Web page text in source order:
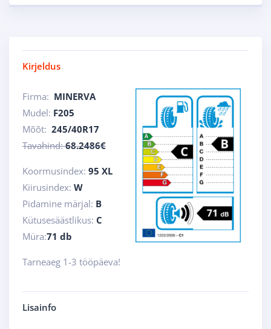
Kirjeldus
Firma: MINERVA
Mudel: F205
Mõõt: 245/40R17
Tavahind:68.2486€
Koormusindex: 95 XL
Kiirusindex: W
Pidamine märjal: B
Kütusesäästlikus: C
Müra:71 db
Tarneaeg 1-3 tööpäeva!
Lisainfo